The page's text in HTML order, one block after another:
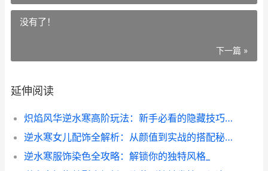
没有了！
下一篇 »
延伸阅读
炽焰风华逆水寒高阶玩法：新手必看的隐藏技巧与避坑指南
逆水寒女儿配饰全解析：从颜值到实战的搭配秘籍
逆水寒服饰染色全攻略：解锁你的独特风格_